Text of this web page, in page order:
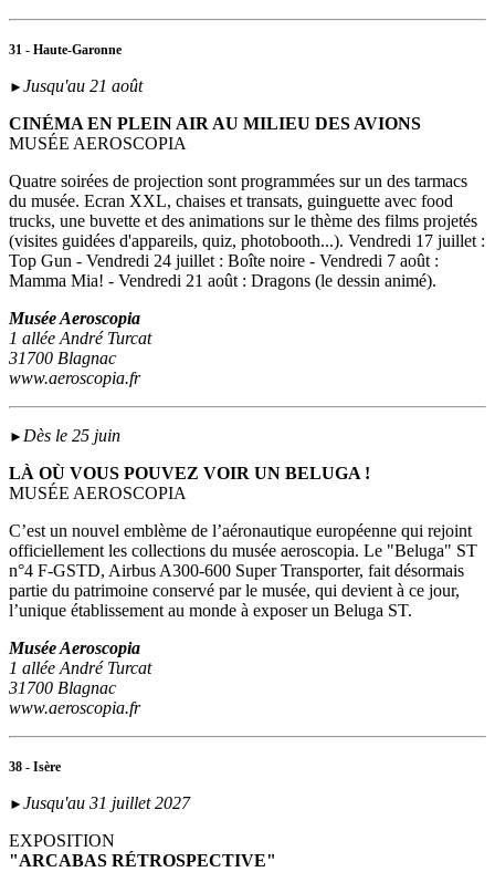
31 - Haute-Garonne
► Jusqu'au 21 août
CINÉMA EN PLEIN AIR AU MILIEU DES AVIONS
MUSÉE AEROSCOPIA
Quatre soirées de projection sont programmées sur un des tarmacs
du musée. Ecran XXL, chaises et transats, guinguette avec food
trucks, une buvette et des animations sur le thème des films projetés
(visites guidées d'appareils, quiz, photobooth...). Vendredi 17 juillet :
Top Gun - Vendredi 24 juillet : Boîte noire - Vendredi 7 août :
Mamma Mia! - Vendredi 21 août : Dragons (le dessin animé).
Musée Aeroscopia
1 allée André Turcat
31700 Blagnac
www.aeroscopia.fr
► Dès le 25 juin
LÀ OÙ VOUS POUVEZ VOIR UN BELUGA !
MUSÉE AEROSCOPIA
C’est un nouvel emblème de l’aéronautique européenne qui rejoint
officiellement les collections du musée aeroscopia. Le "Beluga" ST
n°4 F-GSTD, Airbus A300-600 Super Transporter, fait désormais
partie du patrimoine conservé par le musée, qui devient à ce jour,
l’unique établissement au monde à exposer un Beluga ST.
Musée Aeroscopia
1 allée André Turcat
31700 Blagnac
www.aeroscopia.fr
38 - Isère
► Jusqu'au 31 juillet 2027
EXPOSITION
"ARCABAS RÉTROSPECTIVE"